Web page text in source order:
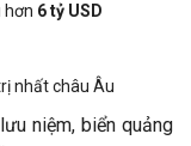
hơn 6 tỷ USD
nhất châu Âu
niệm, biển quảng